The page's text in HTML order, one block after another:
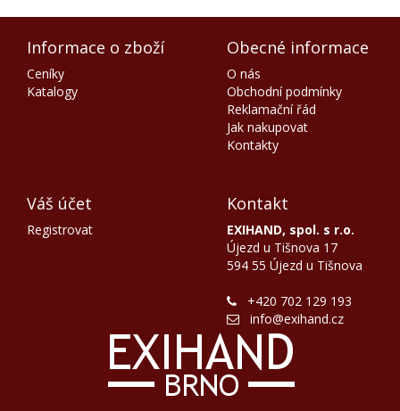
Informace o zboží
Ceníky
Katalogy
Obecné informace
O nás
Obchodní podmínky
Reklamační řád
Jak nakupovat
Kontakty
Váš účet
Registrovat
Kontakt
EXIHAND, spol. s r.o.
Újezd u Tišnova 17
594 55 Újezd u Tišnova
+420 702 129 193
info@exihand.cz